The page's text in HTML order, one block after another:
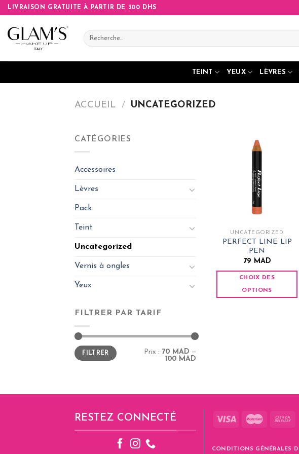
Skip
content
LIVRAISON GRATUITE À PARTIR DE 300 DHS
Recherche
pour :
TEINT YEUX LÈVRES
ACCUEIL / UNCATEGORIZED
CATÉGORIES
Accessoires
Lèvres
Pack
Teint
Uncategorized
Vernis à ongles
Yeux
FILTRER PAR TARIF
Prix
min
Prix
maxFILTRER Prix : 70 MAD —
100 MAD
UNCATEGORIZED
PERFECT LINE LIP
PEN
79 MAD
CHOIX DES
OPTIONS
être
sur
RESTEZ CONNECTÉ
CONDITIONS GÉNÉRALES